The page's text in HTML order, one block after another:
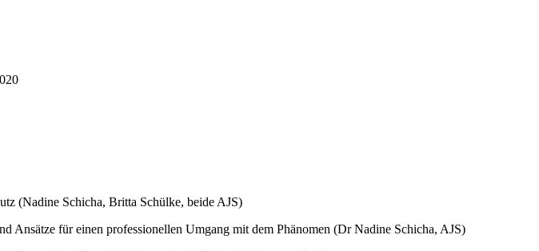
(Nadine Schicha, Britta Schülke, beide AJS)
Ansätze für einen professionellen Umgang mit dem Phänomen (Dr Nadine Schicha, AJS)